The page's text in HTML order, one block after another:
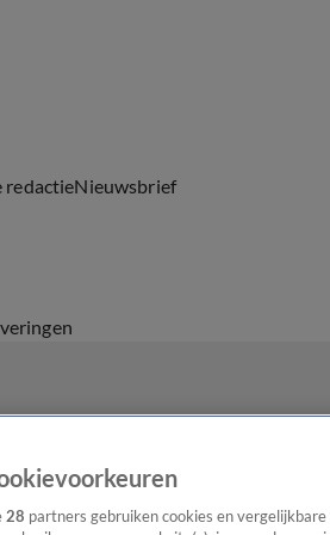
redactieNieuwsbrief
28 partners gebruiken cookies en